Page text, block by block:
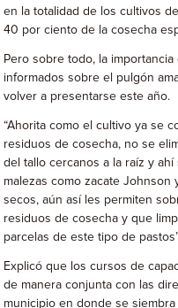
en la totalidad de los cultivos
40 por ciento de la cosecha
Pero sobre todo, la
informados sobre el pulgón
volver a presentarse este año.
“Ahorita como el cultivo ya se
residuos de cosecha, no se
del tallo cercanos a la raíz y
malezas como zacate
secos, aún así les permiten
residuos de cosecha y que
parcelas de este tipo de
Explicó que los cursos de
de manera conjunta con las
municipio en donde se